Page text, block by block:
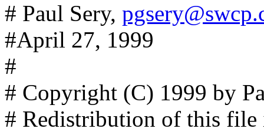
# Paul Sery,
#April 27, 1999
#
# Copyright (C) 1999 by
# Redistribution of this file